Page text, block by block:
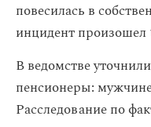
повесилась в
инцидент произошел
В ведомстве
пенсионеры:
Расследование по